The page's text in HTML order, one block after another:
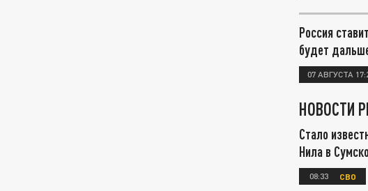
Россия
будет
07 АВГУСТА
НОВОСТИ
Стало
Нила в
08:33 СВО